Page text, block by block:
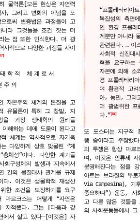
물력론[모든 현상은 자연력
사, 그리고 변화의 이념을 포
로써 변증법은 과정들이 고
니라 그것들을 조건 짓는 더
는 점 또한 인식한다. 더 광
사적으로 다양한 과정들 사이
27
학적 체계로서
주의
자본주의 체계의 본질을 고
유물론이 특히 그 창발, 지
과정 생태학의 원리들
해하는 데에 도움이 된다고
체계는 역사적으로 자기촉
다양하게 상호 맞물린 “계
총체성”이다. 다양한 계기들
구성체의 발생과 지속에서
간의 물질대사 관계를 규제
다. 이것은 생물학적 재생산
한 조건을 보장하기를 요구
르크스는 어떻게 “자연은
지적했다. 그는 [다음과 같
에서 살고 있다─[이것은] 자
“프롤레타리아
복잡성의
측면
인 환경 프롤레
계뿐만 아니라
관련된다. … 이
사회적 신진대
혁을 요구하는
자본에
의해 소
경 프롤레타리
여 환경적 고려
아, 농민, 그리
더
광범위한 프
다.” 51
또 포스터는 지구적
행 중이라고 주장했
의 투쟁은 항상 마르
며, 이것은 인류세
분명해진다는 점을
아트는 브라질의 무
Via Campesina), 기
중요하다”) 운동, 사
고 다른 많은 것들을
의 사회운동들에서